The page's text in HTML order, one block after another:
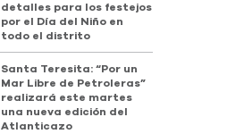
detalles para los festejos
por el Día del Niño en
todo el distrito
Santa Teresita: “Por un
Mar Libre de Petroleras”
realizará este martes
una nueva edición del
Atlanticazo